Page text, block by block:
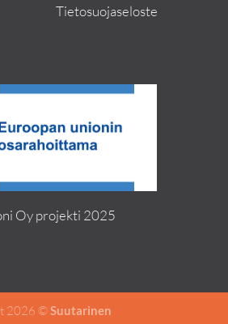
Tietosuojaseloste
Oy projekti 2025
2026 ©Suutarinen